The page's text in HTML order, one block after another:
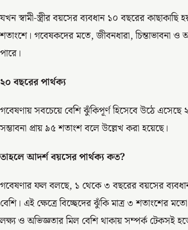
যখন স্বামী-স্ত্রীর বয়সের ব্যবধান ১০ বছরের
শতাংশে। গবেষকদের মতে, জীবনধারা, চিন্তাভাবনা ও
পারে।
২০ বছরের পার্থক্য
গবেষণায় সবচেয়ে বেশি ঝুঁকিপূর্ণ হিসেবে উঠে
সম্ভাবনা প্রায় ৯৫ শতাংশ বলে উল্লেখ করা হয়েছে।
তাহলে আদর্শ বয়সের পার্থক্য কত?
গবেষণার ফল বলছে, ১ থেকে ৩ বছরের বয়সের ব্যবধান
বেশি। এই ক্ষেত্রে বিচ্ছেদের ঝুঁকি মাত্র ৩ শতাংশের
লক্ষ্য ও অভিজ্ঞতার মিল বেশি থাকায় সম্পর্ক টেকসই